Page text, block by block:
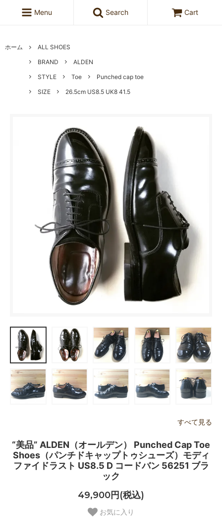
Menu Search Cart
ホーム
ALL SHOES
BRAND
ALDEN
STYLE
Toe
Punched cap toe
SIZE
26.5cm US8.5 UK8 41.5
すべて見る
“美品” ALDEN（オールデン） Punched Cap Toe
Shoes（パンチドキャップトゥシューズ）モディ
ファイドラスト US8.5 D コードバン 56251 ブラ
ック
49,900円(税込)
お気に入り